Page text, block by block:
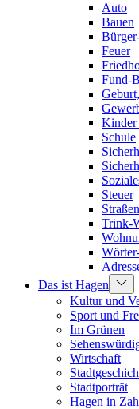
Auto
Bauen
Feuer
Fund-
Kinder
Schule
Steuer
Straßen
Trink-
Das ist Hagen
Kultur und
Sport und
Im Grünen
Wirtschaft
Stadtporträt
Hagen in